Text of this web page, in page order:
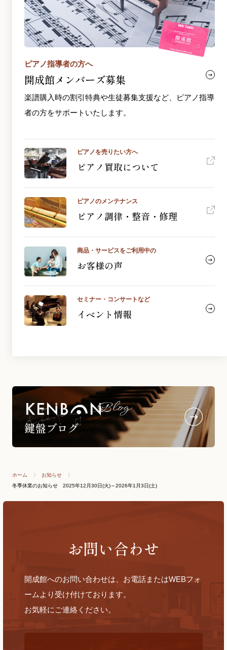
ピアノ指導者の方へ
開成館メンバーズ募集
楽譜購入時の割引特典や生徒募集支援など、ピアノ指導
者の方をサポートいたします。
ピアノを売りたい方へ
ピアノ買取について
ピアノのメンテナンス
ピアノ調律・整音・修理
商品・サービスをご利用中の
お客様の声
セミナー・コンサートなど
イベント情報
ホーム
お知らせ
冬季休業のお知らせ 2025年12月30日(火)～2026年1月3日(土)
お問い合わせ
開成館へのお問い合わせは、お電話またはWEBフォ
ームより受け付けております。
お気軽にご連絡ください。